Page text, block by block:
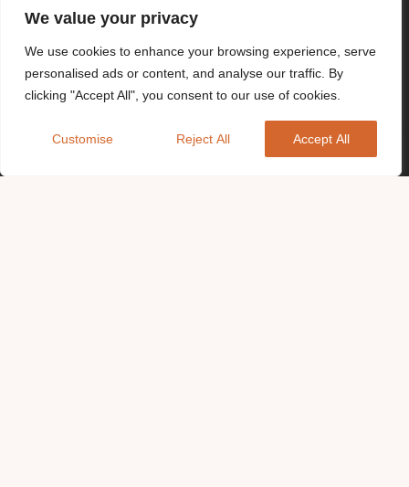
We value your privacy
We use cookies to enhance your browsing experience, serve
personalised ads or content, and analyse our traffic. By
clicking "Accept All", you consent to our use of cookies.
Customise Reject All Accept All